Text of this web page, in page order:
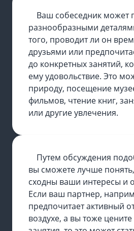
Ваш собеседник может
разнообразными
того, проводит ли он
друзьями или
до конкретных занятий,
ему удовольствие. Это
природу, посещение
фильмов, чтение книг,
или другие увлечения.
Путем обсуждения
вы сможете лучше
сходны ваши интересы и
Если ваш партнер,
предпочитает активный
воздухе, а вы тоже